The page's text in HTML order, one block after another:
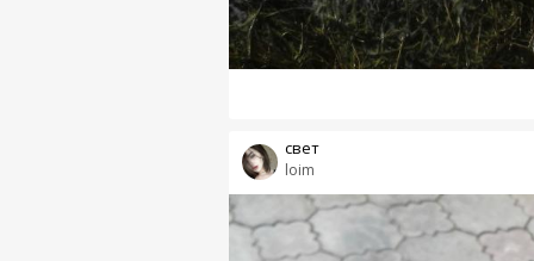
loim
свет